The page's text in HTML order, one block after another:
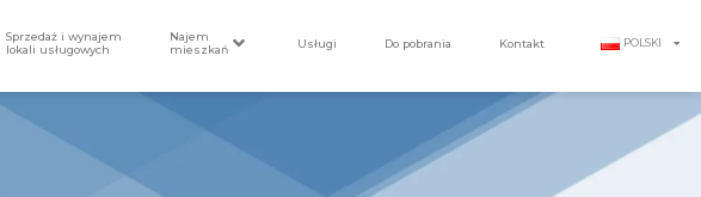
Sprzedaż i wynajem
lokali usługowych
Najem
mieszkań
Usługi Do pobrania Kontakt POLSKI